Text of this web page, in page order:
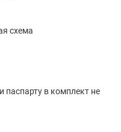
схема
паспарту в комплект не